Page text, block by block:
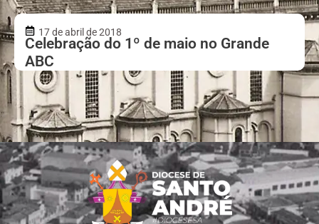
17 de abril de 2018
Celebração do 1º de maio no Grande
ABC